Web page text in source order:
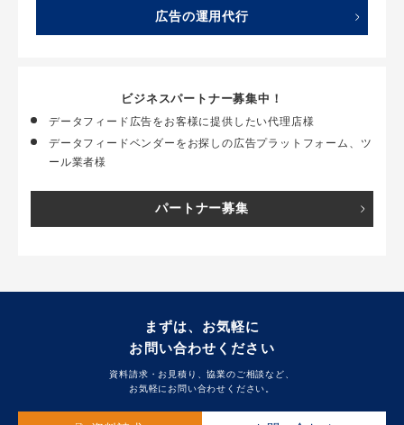
広告の運用代行
ビジネスパートナー募集中！
データフィード広告をお客様に提供したい代理店様
データフィードベンダーをお探しの広告プラットフォーム、ツ
ール業者様
パートナー募集
まずは、お気軽に
お問い合わせください
資料請求・お見積り、協業のご相談など、
お気軽にお問い合わせください。